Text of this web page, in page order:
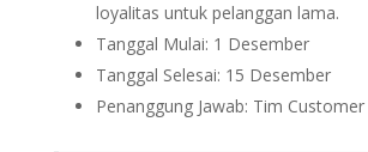
loyalitas untuk pelanggan lama.
Tanggal Mulai: 1 Desember
Tanggal Selesai: 15 Desember
Penanggung Jawab: Tim